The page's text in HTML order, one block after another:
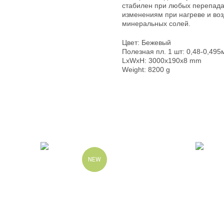
стабилен при любых
изменениям при нагреве и
минеральных солей.
Цвет: Бежевый
Полезная пл. 1 шт: 0,48-
LxWxH: 3000x190x8 mm
Weight: 8200 g
NEW